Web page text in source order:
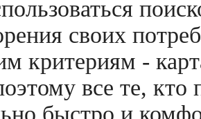
своих
критериям -
все те,
быстро и